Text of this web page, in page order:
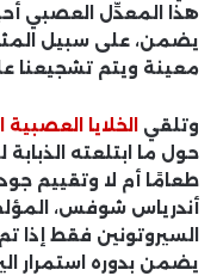
هذا المعدِّل العصبي
يضمن، على سبيل
معينة ويتم تشجيعنا
وتلقي الخلايا
حول ما ابتلعته
طعامًا أم لا وتقييم
أندرياس شوفس، المؤلف
السيروتونين فقط إذا
يضمن بدوره استمرار